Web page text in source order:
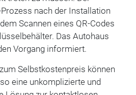
nach der Installation
Scannen eines QR-Codes
Das Autohaus
Vorgang informiert.
Selbstkostenpreis können
eine unkomplizierte und